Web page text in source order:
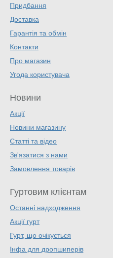
Придбання
Доставка
Гарантія та обмін
Контакти
Про магазин
Угода користувача
Новини
Акції
Новини магазину
Статті та відео
Зв'язатися з нами
Замовлення товарів
Гуртовим клієнтам
Останні надходження
Акції гурт
Гурт, що очікується
Інфа для дропшиперів